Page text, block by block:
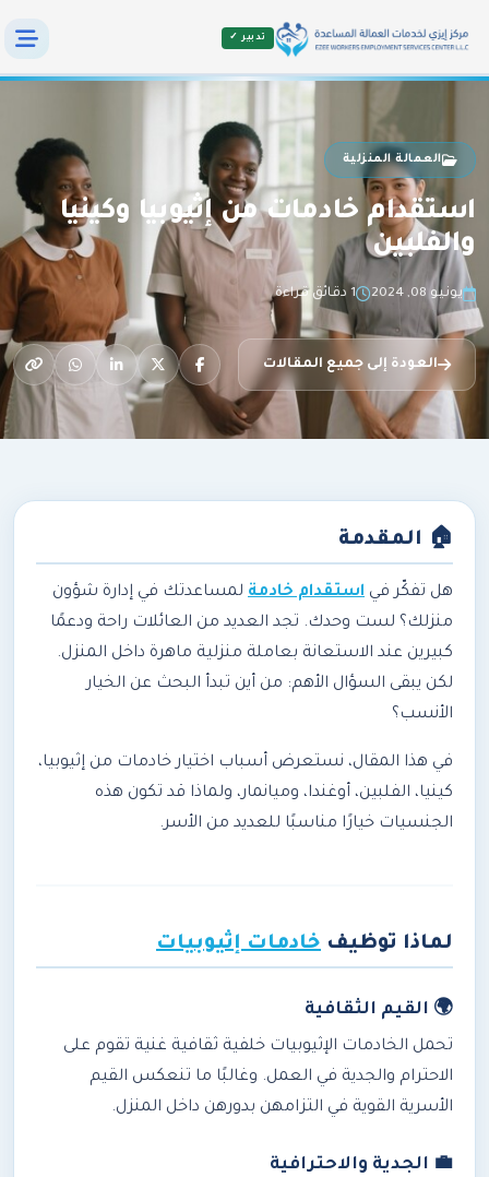
تدبير ✓
العمالة المنزلية
استقدام خادمات من إثيوبيا وكينيا
والفلبين
يونيو 08, 2024 1 دقائق قراءة
العودة إلى جميع المقالات
🏠 المقدمة
هل تفكّر في استقدام خادمة لمساعدتك في إدارة شؤون
منزلك؟ لست وحدك. تجد العديد من العائلات راحة ودعمًا
كبيرين عند الاستعانة بعاملة منزلية ماهرة داخل المنزل.
لكن يبقى السؤال الأهم: من أين تبدأ البحث عن الخيار
الأنسب؟
في هذا المقال، نستعرض أسباب اختيار خادمات من إثيوبيا،
كينيا، الفلبين، أوغندا، وميانمار، ولماذا قد تكون هذه
الجنسيات خيارًا مناسبًا للعديد من الأسر.
لماذا توظيف خادمات إثيوبيات
🌍 القيم الثقافية
تحمل الخادمات الإثيوبيات خلفية ثقافية غنية تقوم على
الاحترام والجدية في العمل. وغالبًا ما تنعكس القيم
الأسرية القوية في التزامهن بدورهن داخل المنزل.
💼 الجدية والاحترافية